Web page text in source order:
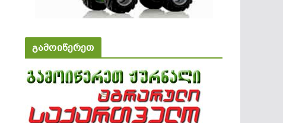
გამოიწერეთ